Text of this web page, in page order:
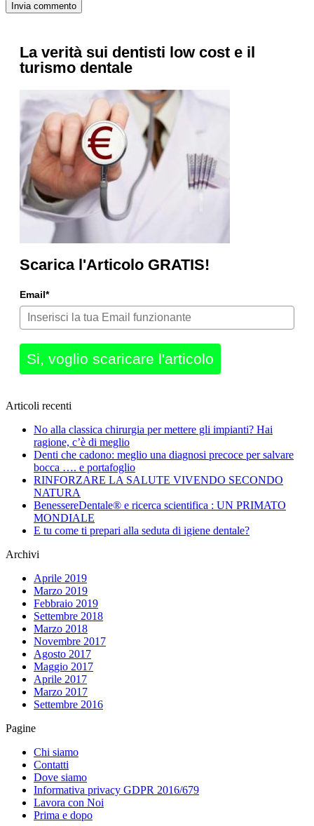
La verità sui dentisti low cost e il
turismo dentale
Scarica l'Articolo GRATIS!
Email*
Si, voglio scaricare l'articolo
Articoli recenti
No alla classica chirurgia per mettere gli impianti? Hai
ragione, c’è di meglio
Denti che cadono: meglio una diagnosi precoce per salvare
bocca …. e portafoglio
RINFORZARE LA SALUTE VIVENDO SECONDO
NATURA
BenessereDentale® e ricerca scientifica : UN PRIMATO
MONDIALE
E tu come ti prepari alla seduta di igiene dentale?
Archivi
Aprile 2019
Marzo 2019
Febbraio 2019
Settembre 2018
Marzo 2018
Novembre 2017
Agosto 2017
Maggio 2017
Aprile 2017
Marzo 2017
Settembre 2016
Pagine
Chi siamo
Contatti
Dove siamo
Informativa privacy GDPR 2016/679
Lavora con Noi
Prima e dopo